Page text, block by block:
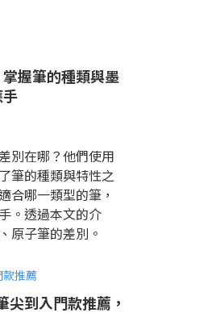
握筆的種類與墨
別在哪？他們使用
筆的種類與特性之
合哪一類型的筆，
。透過本文的介
原子筆的差別。
到入門款推薦，